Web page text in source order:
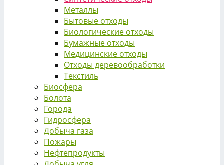
Металлы
Бытовые отходы
Биологические отходы
Бумажные отходы
Медицинские отходы
Отходы деревообработки
Текстиль
Биосфера
Болота
Города
Гидросфера
Добыча газа
Пожары
Нефтепродукты